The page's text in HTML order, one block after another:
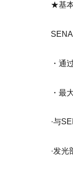
★基
・通
・最
·与
·发